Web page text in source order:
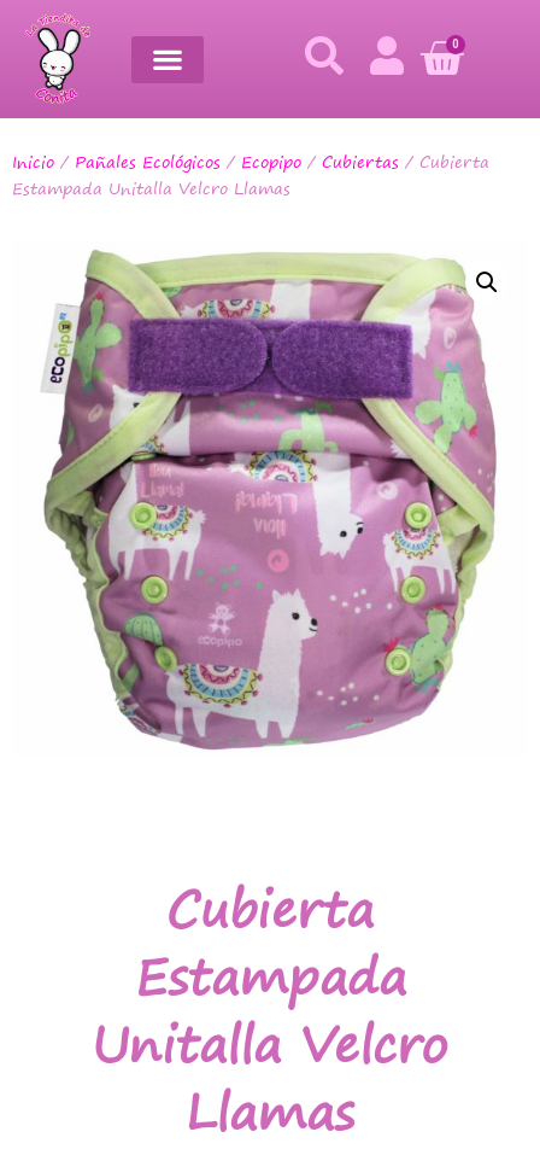
0
Inicio / Pañales Ecológicos / Ecopipo / Cubiertas / Cubierta
Estampada Unitalla Velcro Llamas
Cubierta
Estampada
Unitalla Velcro
Llamas